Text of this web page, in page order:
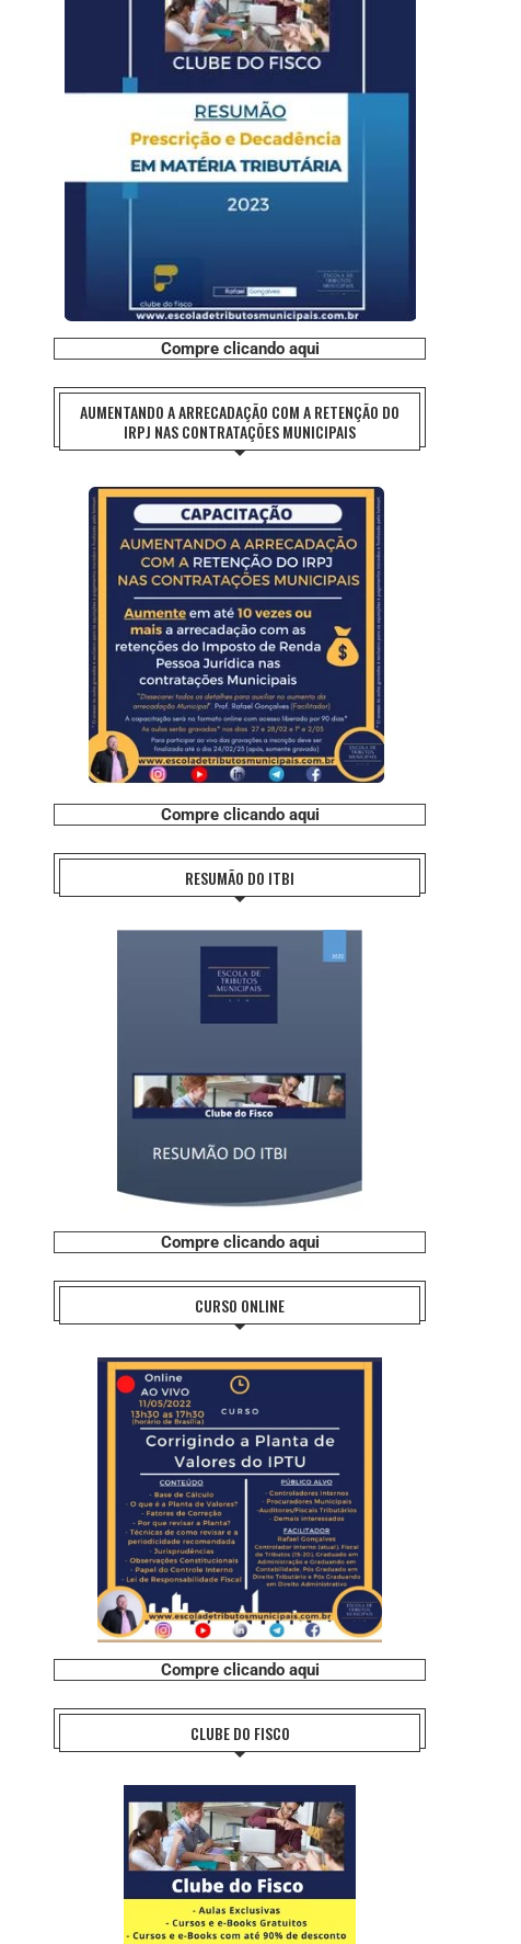
Compre clicando aqui
AUMENTANDO A ARRECADAÇÃO COM A RETENÇÃO DO
IRPJ NAS CONTRATAÇÕES MUNICIPAIS
Compre clicando aqui
RESUMÃO DO ITBI
Compre clicando aqui
CURSO ONLINE
Compre clicando aqui
CLUBE DO FISCO